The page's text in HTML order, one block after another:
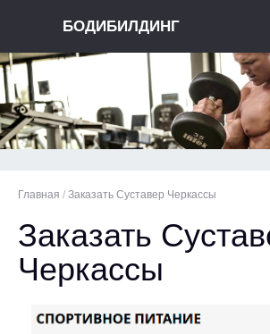
БОДИБИЛДИНГ
Главная / Заказать Суставер Черкассы
Заказать
Черкассы